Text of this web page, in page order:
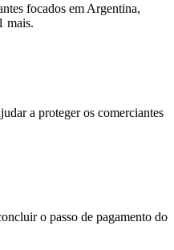
focados em Argentina,
mais.
a proteger os comerciantes
o passo de pagamento do